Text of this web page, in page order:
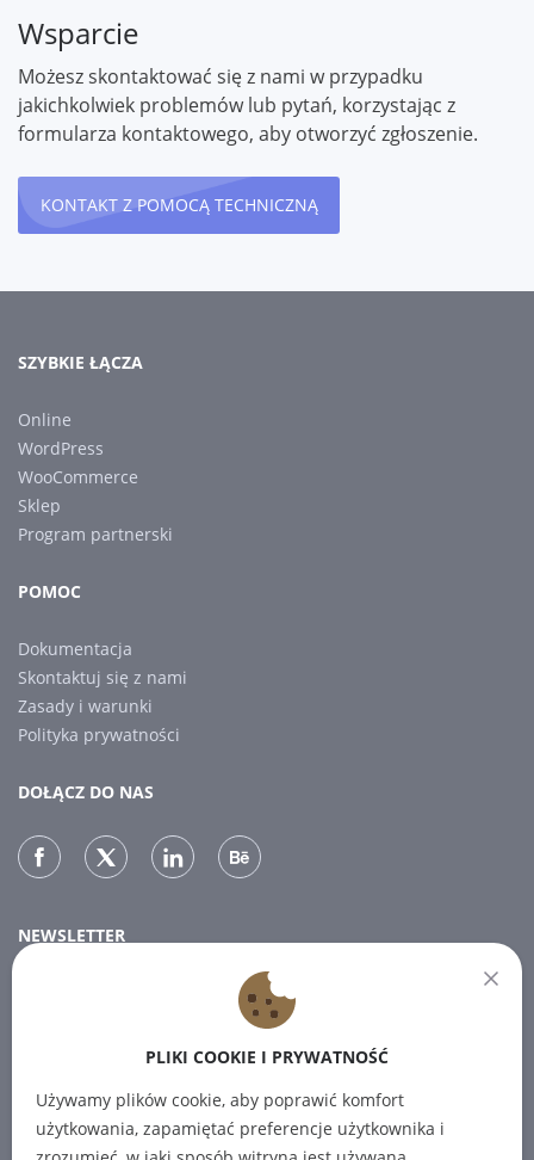
Wsparcie
Możesz skontaktować się z nami w przypadku
jakichkolwiek problemów lub pytań, korzystając z
formularza kontaktowego, aby otworzyć zgłoszenie.
KONTAKT Z POMOCĄ TECHNICZNĄ
SZYBKIE ŁĄCZA
Online
WordPress
WooCommerce
Sklep
Program partnerski
POMOC
Dokumentacja
Skontaktuj się z nami
Zasady i warunki
Polityka prywatności
DOŁĄCZ DO NAS
NEWSLETTER
Zapisz się do naszego newslettera, aby otrzymywać najnowsze
SUBSCRIBE
PLIKI COOKIE I PRYWATNOŚĆ
Używamy plików cookie, aby poprawić komfort
użytkowania, zapamiętać preferencje użytkownika i